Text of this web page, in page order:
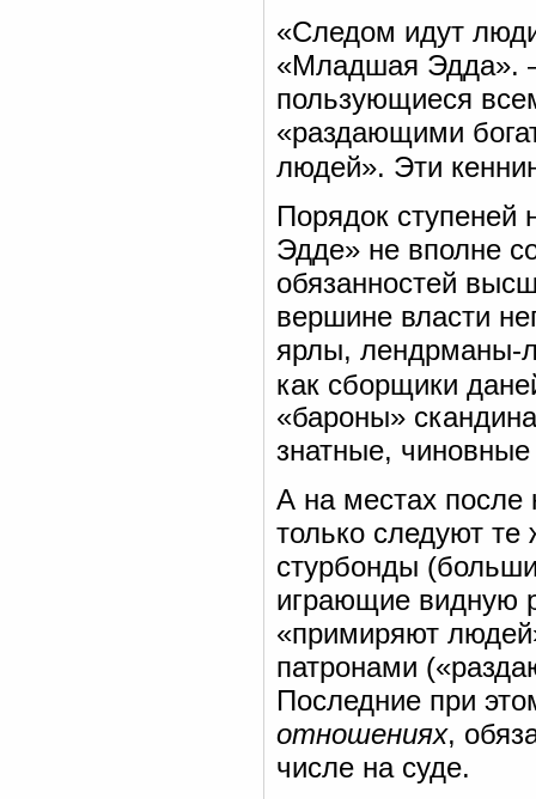
«Следом идут
«Младшая Эдда».
пользующиеся
«раздающими
людей». Эти
Порядок ступеней
Эдде» не вполне
обязанностей
вершине власти
ярлы, лендрманы-
как сборщики
«бароны»
знатные,
А на местах после
только следуют
стурбонды
играющие видную
«примиряют
патронами
Последние при
отношениях,
числе на суде.